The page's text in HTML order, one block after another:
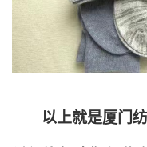
以上就是厦门